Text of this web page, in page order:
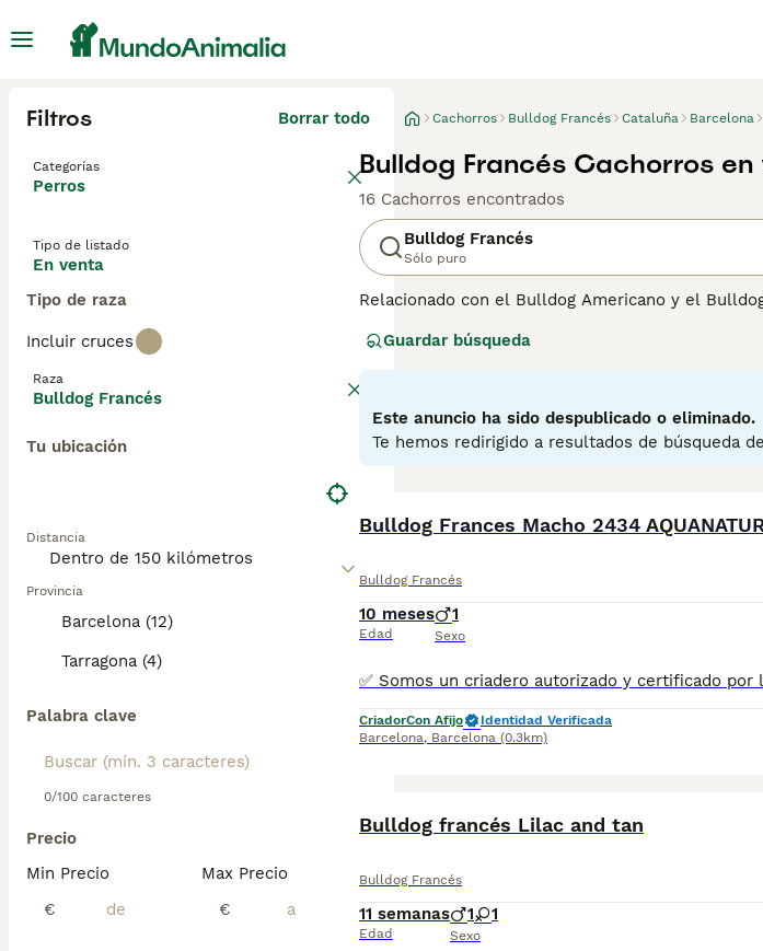
Filtros Borrar todo
Categorías
Perros
Tipo de listado
En venta
Tipo de raza
Incluir cruces
Raza
Bulldog Francés
Tu ubicación
Distancia
Provincia
Barcelona (12)
Tarragona (4)
Palabra clave
0/100 caracteres
Precio
Min Precio
€
Max Precio
€
Cachorros Bulldog Francés Cataluña Barcelona
Bulldog Francés Cachorros en
16 Cachorros encontrados
Bulldog Francés
Sólo puro
Relacionado con el Bulldog Americano y el
de compañía más populares no solo en España
pueden ser tercos, se les puede enseñar a hacer
Lee nuestra página de consejos de compra de
Guardar búsqueda
Este anuncio ha sido despublicado o eliminado.
Te hemos redirigido a resultados de búsqueda
Bulldog Frances Macho 2434
Bulldog Francés
10 meses
Edad
1
Sexo
CriadorCon Afijo
Identidad Verificada
Barcelona, Barcelona (0.3km)
Bulldog francés Lilac and tan
Bulldog Francés
11 semanas
Edad
1 1
Sexo